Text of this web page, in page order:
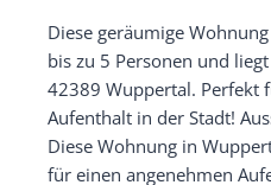
Diese geräumige
bis zu 5 Personen und
42389 Wuppertal. Perfekt
Aufenthalt in der Stadt!
Diese Wohnung in
für einen angenehmen